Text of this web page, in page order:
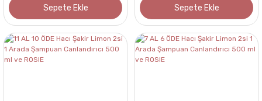
Sepete Ekle Sepete Ekle